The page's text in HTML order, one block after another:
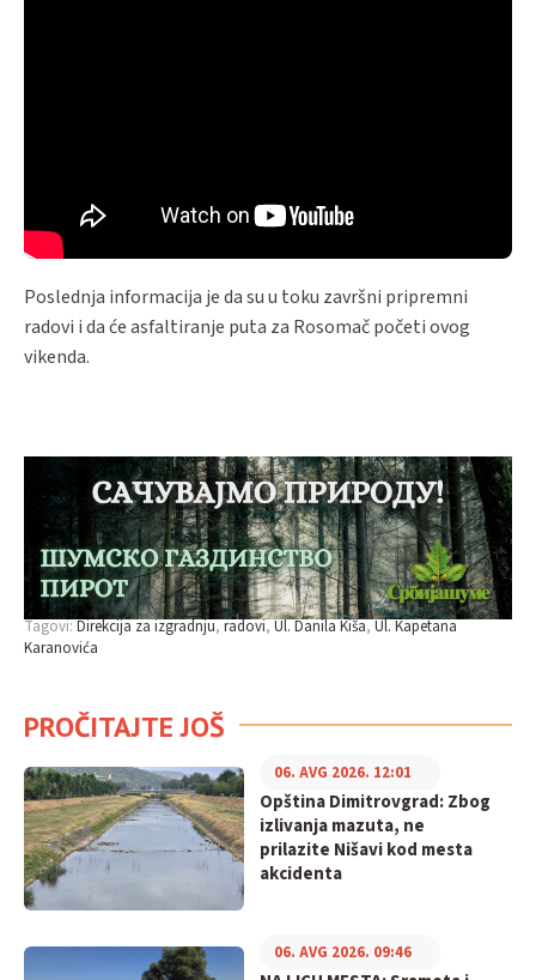
Poslednja informacija je da su u toku završni pripremni
radovi i da će asfaltiranje puta za Rosomač početi ovog
vikenda.
Tagovi:Direkcija za izgradnju radovi Ul. Danila Kiša Ul. Kapetana
Karanovića
PROČITAJTE JOŠ
Opština Dimitrovgrad: Zbog
izlivanja mazuta, ne
prilazite Nišavi kod mesta
akcidenta
06. AVG 2026. 12:01
06. AVG 2026. 09:46